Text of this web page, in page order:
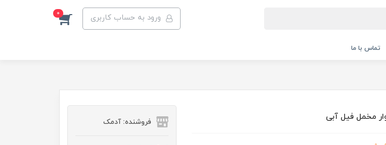
ورود به حساب کاربری 0
تماس با ما
مخمل فیل آبی فروشنده: آدمک